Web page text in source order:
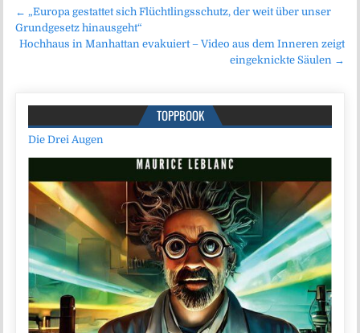
Beitragsnavigation
← „Europa gestattet sich Flüchtlingsschutz, der weit über unser
Grundgesetz hinausgeht“
Hochhaus in Manhattan evakuiert – Video aus dem Inneren zeigt
eingeknickte Säulen →
TOPPBOOK
Die Drei Augen